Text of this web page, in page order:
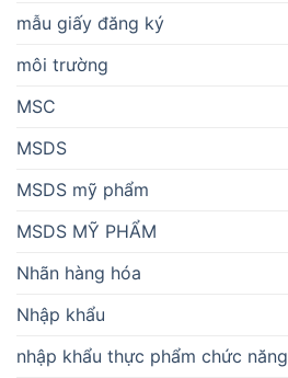
mẫu giấy đăng ký
môi trường
MSC
MSDS
MSDS mỹ phẩm
MSDS MỸ PHẨM
Nhãn hàng hóa
Nhập khẩu
nhập khẩu thực phẩm chức năng